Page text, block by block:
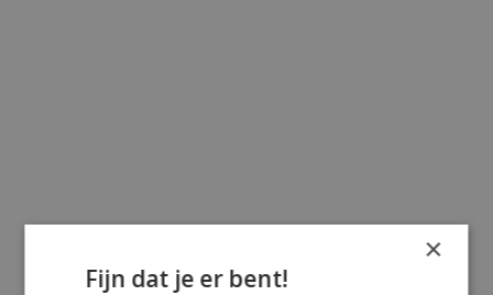
×
Fijn dat je er bent!